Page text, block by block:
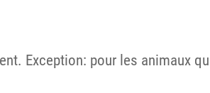
Exception: pour les animaux